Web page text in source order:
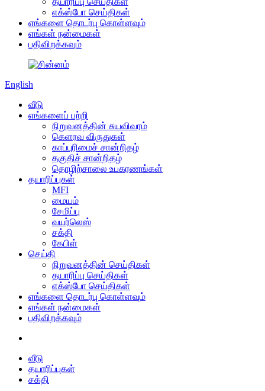
எக்ஸ்போ செய்திகள்
எங்களை தொடர்பு கொள்ளவும்
எங்கள் நன்மைகள்
பதிவிறக்கவும்
English
வீடு
எங்களைப் பற்றி
நிறுவனத்தின் சுயவிவரம்
கெளரவ விருதுகள்
காப்புரிமைச் சான்றிதழ்
தகுதிச் சான்றிதழ்
தொழிற்சாலை உபகரணங்கள்
தயாரிப்புகள்
MFI
மையம்
சேமிப்பு
வயர்லெஸ்
சக்தி
கேபிள்
செய்தி
நிறுவனத்தின் செய்திகள்
தயாரிப்பு செய்திகள்
எக்ஸ்போ செய்திகள்
எங்களை தொடர்பு கொள்ளவும்
எங்கள் நன்மைகள்
பதிவிறக்கவும்
வீடு
தயாரிப்புகள்
சக்தி